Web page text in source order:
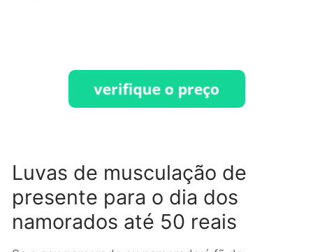
Luvas de musculação de
presente para o dia dos
namorados até 50 reais